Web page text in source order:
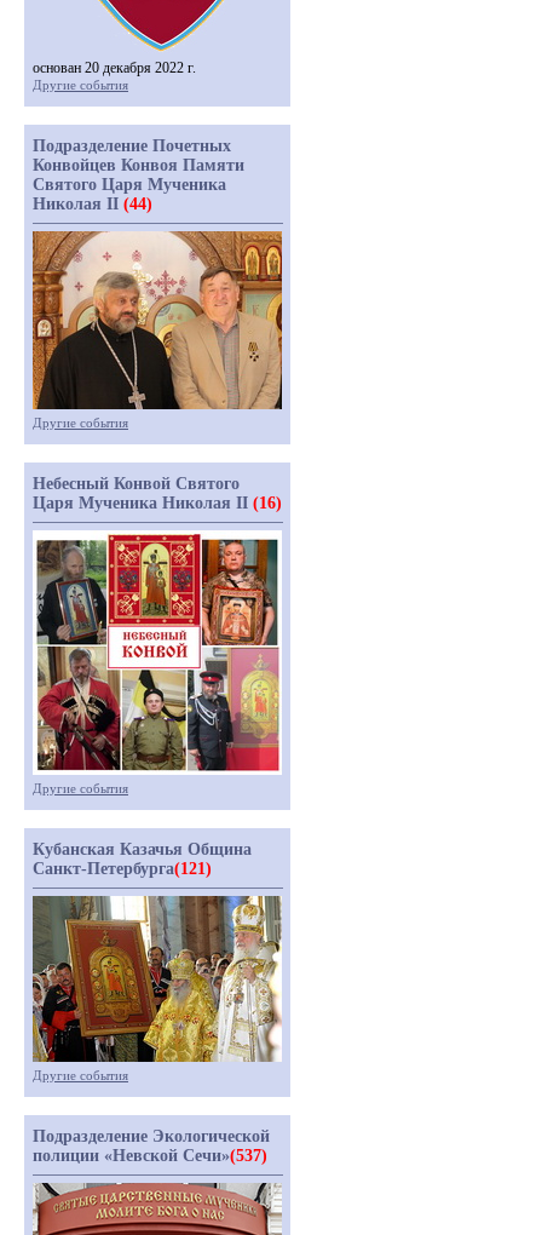
основан 20 декабря 2022 г.
Другие события
Подразделение Почетных
Конвойцев Конвоя Памяти
Святого Царя Мученика
Николая II (44)
Другие события
Небесный Конвой Святого
Царя Мученика Николая II (16)
Другие события
Кубанская Казачья Община
Санкт-Петербурга(121)
Другие события
Подразделение Экологической
полиции «Невской Сечи»(537)